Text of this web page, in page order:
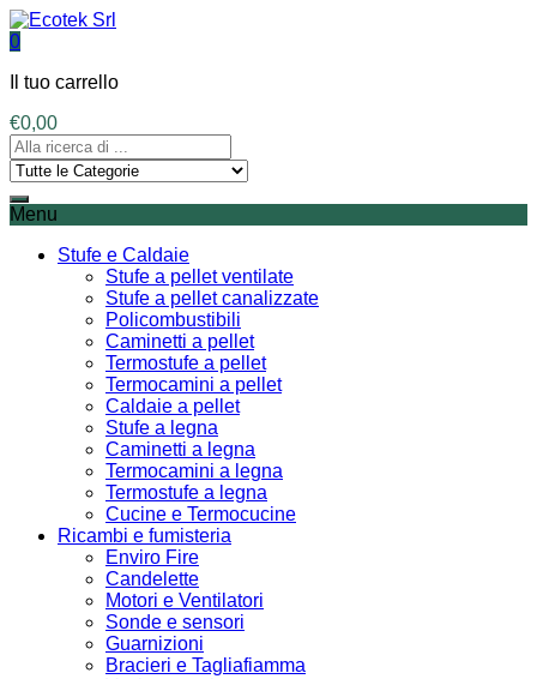
0
Il tuo carrello
€0,00
Menu
Stufe e Caldaie
Stufe a pellet ventilate
Stufe a pellet canalizzate
Policombustibili
Caminetti a pellet
Termostufe a pellet
Termocamini a pellet
Caldaie a pellet
Stufe a legna
Caminetti a legna
Termocamini a legna
Termostufe a legna
Cucine e Termocucine
Ricambi e fumisteria
Enviro Fire
Candelette
Motori e Ventilatori
Sonde e sensori
Guarnizioni
Bracieri e Tagliafiamma